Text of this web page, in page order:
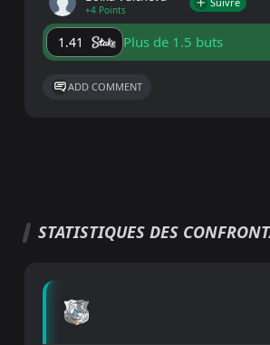
+4 Points
1.41 Plus de 1.5 buts
ADD COMMENT
STATISTIQUES DES